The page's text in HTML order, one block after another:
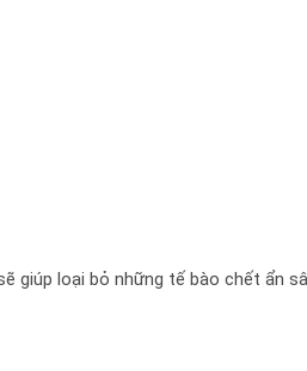
giúp loại bỏ những tế bào chết ẩn